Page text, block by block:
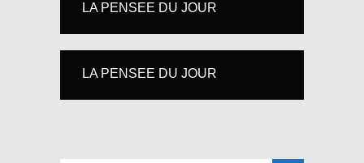
LA PENSEE DU JOUR
LA PENSEE DU JOUR